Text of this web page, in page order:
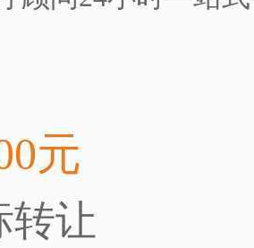
元
转让